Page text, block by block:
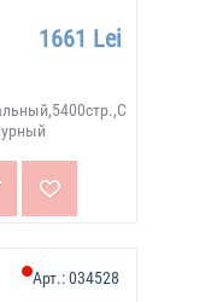
1661 Lei
Арт.:034528